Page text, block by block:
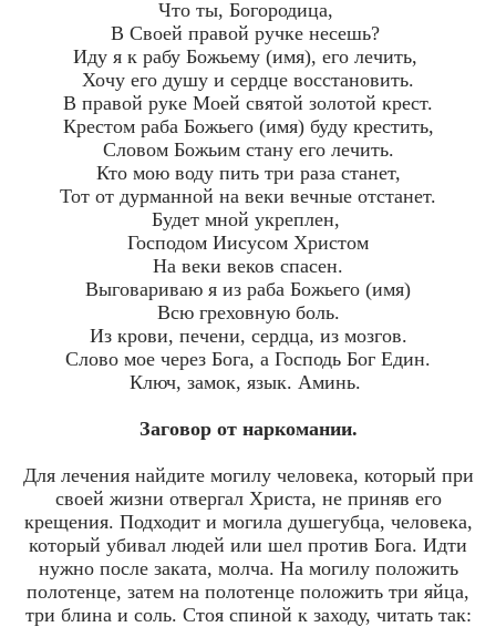
Что ты, Богородица,
В Своей правой ручке несешь?
Иду я к рабу Божьему (имя), его лечить,
Хочу его душу и сердце восстановить.
В правой руке Моей святой золотой крест.
Крестом раба Божьего (имя) буду крестить,
Словом Божьим стану его лечить.
Кто мою воду пить три раза станет,
Тот от дурманной на веки вечные отстанет.
Будет мной укреплен,
Господом Иисусом Христом
На веки веков спасен.
Выговариваю я из раба Божьего (имя)
Всю греховную боль.
Из крови, печени, сердца, из мозгов.
Слово мое через Бога, а Господь Бог Един.
Ключ, замок, язык. Аминь.
Заговор от наркомании.
Для лечения найдите могилу человека, который при
своей жизни отвергал Христа, не приняв его
крещения. Подходит и могила душегубца, человека,
который убивал людей или шел против Бога. Идти
нужно после заката, молча. На могилу положить
полотенце, затем на полотенце положить три яйца,
три блина и соль. Стоя спиной к заходу, читать так: